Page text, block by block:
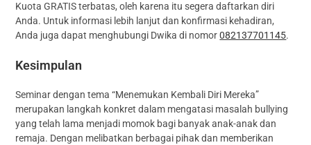
Kuota GRATIS terbatas, oleh karena itu segera daftarkan diri
Anda. Untuk informasi lebih lanjut dan konfirmasi kehadiran,
Anda juga dapat menghubungi Dwika di nomor082137701145.
Kesimpulan
Seminar dengan tema “Menemukan Kembali Diri Mereka”
merupakan langkah konkret dalam mengatasi masalah bullying
yang telah lama menjadi momok bagi banyak anak-anak dan
remaja. Dengan melibatkan berbagai pihak dan memberikan